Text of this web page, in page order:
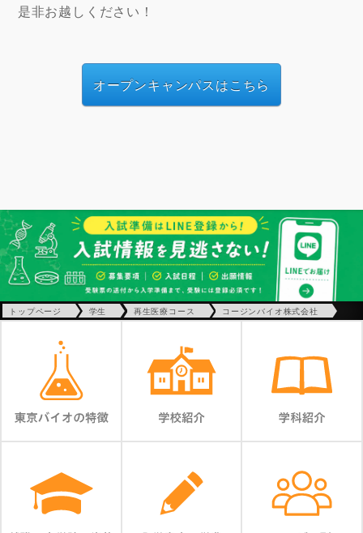
是非お越しください！
オープンキャンパスはこちら
トップページ 学生 再生医療コース コージンバイオ株式会社